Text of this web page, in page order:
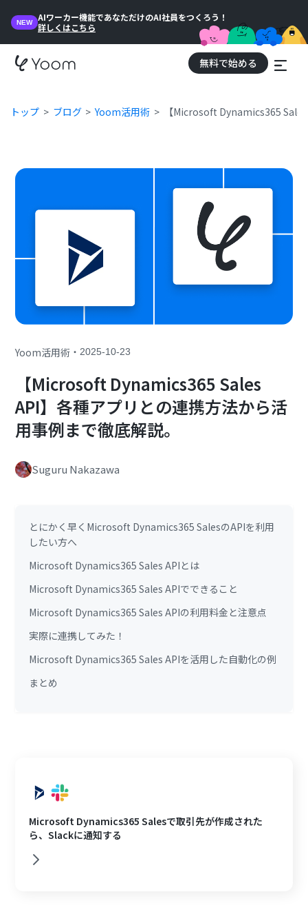
NEW
AIワーカー機能であなただけのAI社員をつくろう！
詳しくはこちら
無料で始める
トップ ブログ Yoom活用術 【Microsoft Dynamics365
Yoom活用術 ・2025-10-23
【Microsoft Dynamics365 Sales
API】各種アプリとの連携方法から活
用事例まで徹底解説。
Suguru Nakazawa
とにかく早くMicrosoft Dynamics365 SalesのAPIを利用
したい方へ
Microsoft Dynamics365 Sales APIとは
Microsoft Dynamics365 Sales APIでできること
Microsoft Dynamics365 Sales APIの利用料金と注意点
実際に連携してみた！
Microsoft Dynamics365 Sales APIを活用した自動化の例
まとめ
Microsoft Dynamics365 Salesで取引先が作成された
ら、Slackに通知する